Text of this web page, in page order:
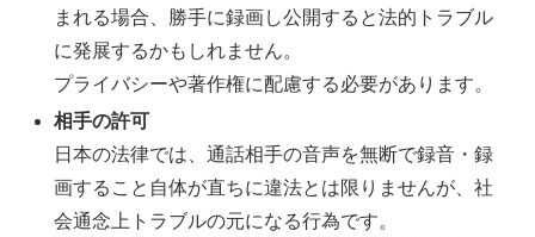
まれる場合、勝手に録画し公開すると法的トラブル
に発展するかもしれません。
プライバシーや著作権に配慮する必要があります。
相手の許可
日本の法律では、通話相手の音声を無断で録音・録
画すること自体が直ちに違法とは限りませんが、社
会通念上トラブルの元になる行為です。